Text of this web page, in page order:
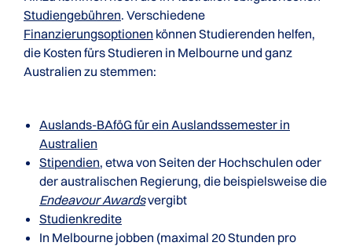
Studiengebühren. Verschiedene
Finanzierungsoptionen können Studierenden helfen,
die Kosten fürs Studieren in Melbourne und ganz
Australien zu stemmen:
Auslands-BAföG für ein Auslandssemester in
Australien
Stipendien, etwa von Seiten der Hochschulen oder
der australischen Regierung, die beispielsweise die
Endeavour Awardsvergibt
Studienkredite
In Melbourne jobben (maximal 20 Stunden pro